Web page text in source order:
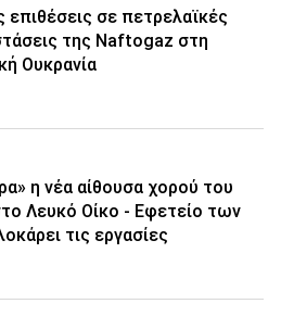
επιθέσεις σε πετρελαϊκές
της Naftogaz στη
Ουκρανία
η νέα αίθουσα χορού του
Λευκό Οίκο - Εφετείο των
τις εργασίες